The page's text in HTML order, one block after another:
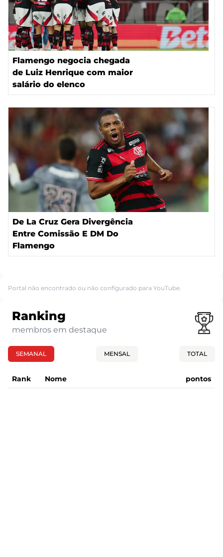
Flamengo negocia chegada
de Luiz Henrique com maior
salário do elenco
De La Cruz Gera Divergência
Entre Comissão E DM Do
Flamengo
Portal não encontrado ou não configurado para YouTube.
Ranking
membros em destaque
SEMANAL MENSAL TOTAL
Rank Nome pontos